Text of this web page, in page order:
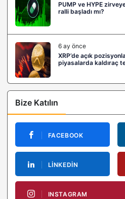
PUMP ve HYPE
ralli başladı mı?
6 ay önce
XRP’de açık
piyasalarda kaldıraç
Bize Katılın
FACEBOOK
LINKEDIN
INSTAGRAM